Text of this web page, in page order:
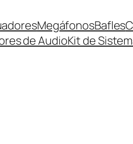
MegáfonosBafles
de AudioKit de